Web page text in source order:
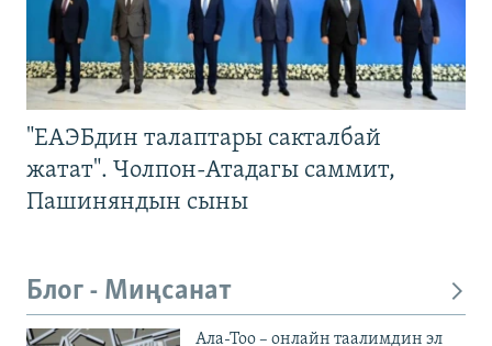
"ЕАЭБдин талаптары сакталбай
жатат". Чолпон-Атадагы саммит,
Пашиняндын сыны
Блог - Миңсанат
Ала-Тоо – онлайн таалимдин эл